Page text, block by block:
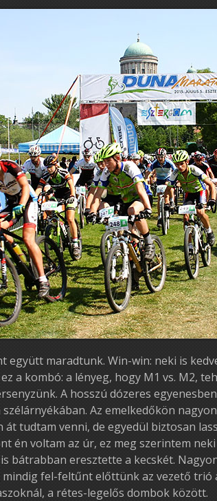
együtt maradtunk. Win-win: neki is
a kombó: a lényeg, hogy M1 vs. M2,
A hosszú dózeres
Az emelkedőkön
át tudtam venni, de egyedül biztosan
én voltam az úr, ez meg szerintem
bátrabban eresztette a kecskét.
mindig fel-feltűnt előttünk az vezető trió
a rétes-legelős dombok között.